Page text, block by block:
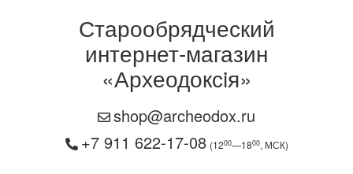
Старообрядческий
интернет-магазин
«Археодоксiя»
shop@archeodox.ru
+7 911 622-17-08 (1200—1800, МСК)